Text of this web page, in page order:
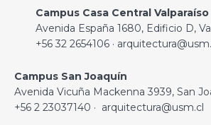
Campus Casa Central Valparaíso
Avenida España 1680, Edificio D,
+56 32 2654106 ·
Campus San Joaquín
Avenida Vicuña Mackenna 3939, San
+56 2 23037140 · arquitectura@usm.cl